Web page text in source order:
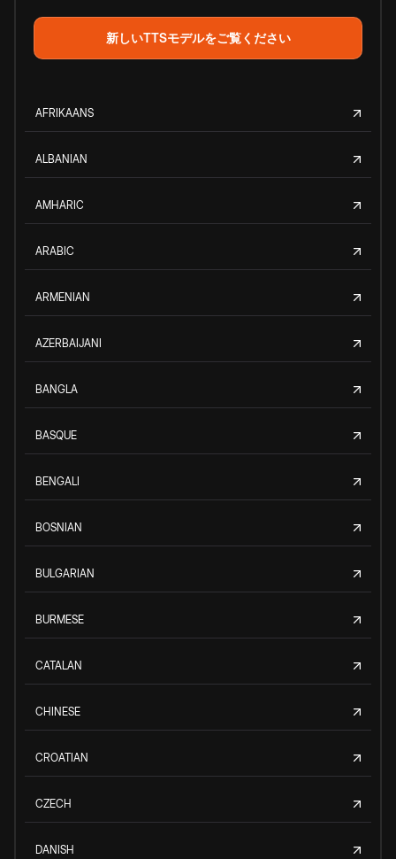
新しいTTSモデルをご覧ください
AFRIKAANS
ALBANIAN
AMHARIC
ARABIC
ARMENIAN
AZERBAIJANI
BANGLA
BASQUE
BENGALI
BOSNIAN
BULGARIAN
BURMESE
CATALAN
CHINESE
CROATIAN
CZECH
DANISH